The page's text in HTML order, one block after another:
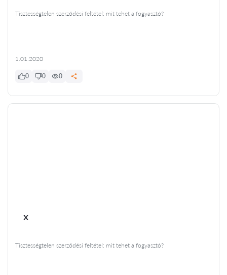
Tisztességtelen szerződési feltétel: mit tehet a fogyasztó?
1.01.2020
0 0 0
x
Tisztességtelen szerződési feltétel: mit tehet a fogyasztó?